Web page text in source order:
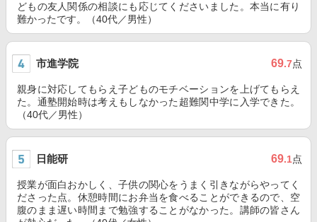
どもの友人関係の相談にも応じてくださいました。本当に有り
難かったです。（40代／男性）
市進学院 69.7点
親身に対応してもらえ子どものモチベーションを上げてもらえ
た。通塾開始時は考えもしなかった超難関中学に入学できた。
（40代／男性）
日能研 69.1点
授業が面白おかしく、子供の関心をうまく引きながらやってく
ださった点。休憩時間にお弁当を食べることができるので、空
腹のまま遅い時間まで勉強することがなかった。講師の皆さん